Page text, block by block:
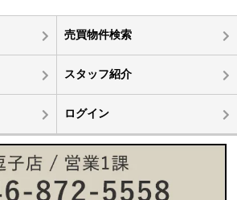
売買物件検索
スタッフ紹介
ログイン